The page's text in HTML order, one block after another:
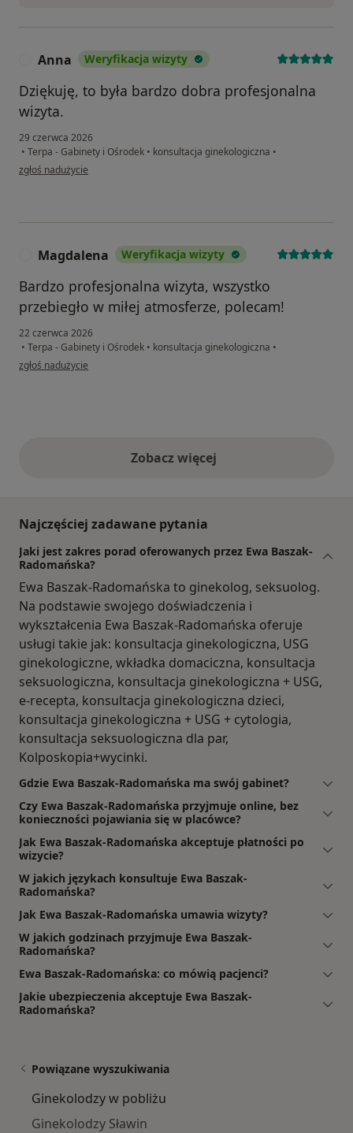
Anna Weryfikacja wizyty
Dziękuję, to była bardzo dobra profesjonalna
wizyta.
29 czerwca 2026
• Terpa - Gabinety i Ośrodek • konsultacja ginekologiczna •
w opinii użytkownika Anna
zgłoś nadużycie
Magdalena Weryfikacja wizyty
Bardzo profesjonalna wizyta, wszystko
przebiegło w miłej atmosferze, polecam!
22 czerwca 2026
• Terpa - Gabinety i Ośrodek • konsultacja ginekologiczna •
w opinii użytkownika Magdalena
zgłoś nadużycie
Zobacz więcejopinie powyżej
Najczęściej zadawane pytania
Jaki jest zakres porad oferowanych przez Ewa Baszak-
Radomańska?
Ewa Baszak-Radomańska to ginekolog, seksuolog.
Na podstawie swojego doświadczenia i
wykształcenia Ewa Baszak-Radomańska oferuje
usługi takie jak: konsultacja ginekologiczna, USG
ginekologiczne, wkładka domaciczna, konsultacja
seksuologiczna, konsultacja ginekologiczna + USG,
e-recepta, konsultacja ginekologiczna dzieci,
konsultacja ginekologiczna + USG + cytologia,
konsultacja seksuologiczna dla par,
Kolposkopia+wycinki.
Gdzie Ewa Baszak-Radomańska ma swój gabinet?
Czy Ewa Baszak-Radomańska przyjmuje online, bez
konieczności pojawiania się w placówce?
Jak Ewa Baszak-Radomańska akceptuje płatności po
wizycie?
W jakich językach konsultuje Ewa Baszak-
Radomańska?
Jak Ewa Baszak-Radomańska umawia wizyty?
W jakich godzinach przyjmuje Ewa Baszak-
Radomańska?
Ewa Baszak-Radomańska: co mówią pacjenci?
Jakie ubezpieczenia akceptuje Ewa Baszak-
Radomańska?
Powiązane wyszukiwania
Ginekolodzy w pobliżu
Ginekolodzy Sławin